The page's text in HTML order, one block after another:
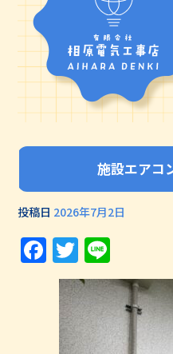
施設エアコ
投稿日 2026年7月2日
Facebook
Twitter